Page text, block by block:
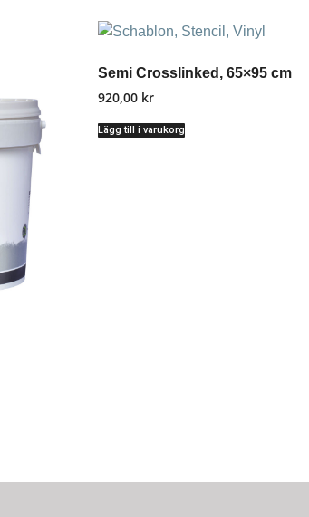
Semi Crosslinked, 65×95 cm
920,00 kr
Lägg till i varukorg